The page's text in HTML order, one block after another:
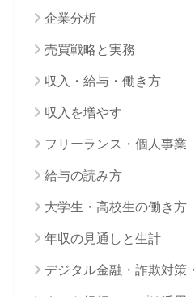
企業分析
売買戦略と実務
収入・給与・働き方
収入を増やす
フリーランス・個人事業
給与の読み方
大学生・高校生の働き方
年収の見通しと生計
デジタル金融・詐欺対策